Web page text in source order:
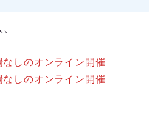
しのオンライン開催
なしのオンライン開催